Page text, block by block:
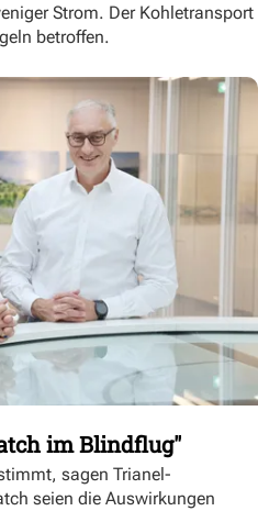
Strom. Der Kohletransport
betroffen.
im Blindflug"
sagen Trianel-
seien die Auswirkungen